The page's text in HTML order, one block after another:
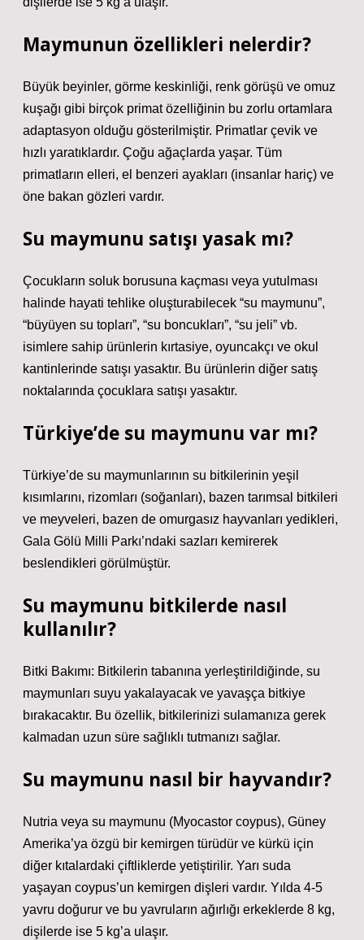
Maymunun özellikleri nelerdir?
Büyük beyinler, görme keskinliği, renk görüşü ve omuz
kuşağı gibi birçok primat özelliğinin bu zorlu ortamlara
adaptasyon olduğu gösterilmiştir. Primatlar çevik ve
hızlı yaratıklardır. Çoğu ağaçlarda yaşar. Tüm
primatların elleri, el benzeri ayakları (insanlar hariç) ve
öne bakan gözleri vardır.
Su maymunu satışı yasak mı?
Çocukların soluk borusuna kaçması veya yutulması
halinde hayati tehlike oluşturabilecek “su maymunu”,
“büyüyen su topları”, “su boncukları”, “su jeli” vb.
isimlere sahip ürünlerin kırtasiye, oyuncakçı ve okul
kantinlerinde satışı yasaktır. Bu ürünlerin diğer satış
noktalarında çocuklara satışı yasaktır.
Türkiye’de su maymunu var mı?
Türkiye’de su maymunlarının su bitkilerinin yeşil
kısımlarını, rizomları (soğanları), bazen tarımsal bitkileri
ve meyveleri, bazen de omurgasız hayvanları yedikleri,
Gala Gölü Milli Parkı’ndaki sazları kemirerek
beslendikleri görülmüştür.
Su maymunu bitkilerde nasıl
kullanılır?
Bitki Bakımı: Bitkilerin tabanına yerleştirildiğinde, su
maymunları suyu yakalayacak ve yavaşça bitkiye
bırakacaktır. Bu özellik, bitkilerinizi sulamanıza gerek
kalmadan uzun süre sağlıklı tutmanızı sağlar.
Su maymunu nasıl bir hayvandır?
Nutria veya su maymunu (Myocastor coypus), Güney
Amerika’ya özgü bir kemirgen türüdür ve kürkü için
diğer kıtalardaki çiftliklerde yetiştirilir. Yarı suda
yaşayan coypus’un kemirgen dişleri vardır. Yılda 4-5
yavru doğurur ve bu yavruların ağırlığı erkeklerde 8 kg,
dişilerde ise 5 kg’a ulaşır.